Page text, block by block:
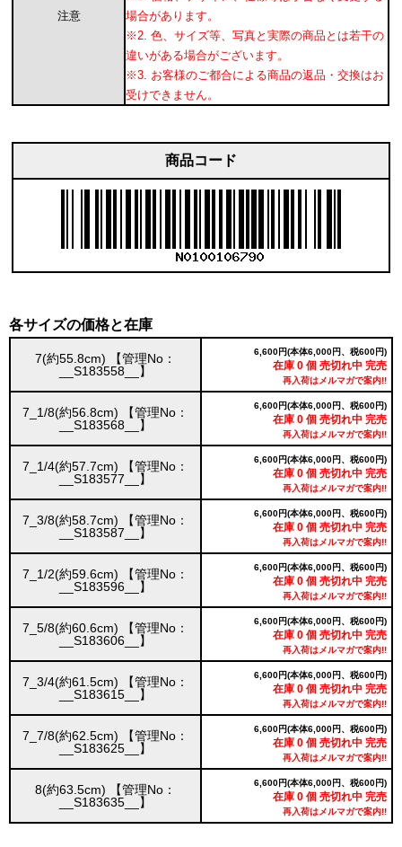
注意
場合があります。
※2. 色、サイズ等、写真と実際の商品とは若干の
違いがある場合がございます。
※3. お客様のご都合による商品の返品・交換はお
受けできません。
商品コード
各サイズの価格と在庫
7(約55.8cm) 【管理No：
__S183558__】
6,600円(本体6,000円、税600円)
在庫 0 個 売切れ中 完売
再入荷はメルマガで案内!!
7_1/8(約56.8cm) 【管理No：
__S183568__】
6,600円(本体6,000円、税600円)
在庫 0 個 売切れ中 完売
再入荷はメルマガで案内!!
7_1/4(約57.7cm) 【管理No：
__S183577__】
6,600円(本体6,000円、税600円)
在庫 0 個 売切れ中 完売
再入荷はメルマガで案内!!
7_3/8(約58.7cm) 【管理No：
__S183587__】
6,600円(本体6,000円、税600円)
在庫 0 個 売切れ中 完売
再入荷はメルマガで案内!!
7_1/2(約59.6cm) 【管理No：
__S183596__】
6,600円(本体6,000円、税600円)
在庫 0 個 売切れ中 完売
再入荷はメルマガで案内!!
7_5/8(約60.6cm) 【管理No：
__S183606__】
6,600円(本体6,000円、税600円)
在庫 0 個 売切れ中 完売
再入荷はメルマガで案内!!
7_3/4(約61.5cm) 【管理No：
__S183615__】
6,600円(本体6,000円、税600円)
在庫 0 個 売切れ中 完売
再入荷はメルマガで案内!!
7_7/8(約62.5cm) 【管理No：
__S183625__】
6,600円(本体6,000円、税600円)
在庫 0 個 売切れ中 完売
再入荷はメルマガで案内!!
8(約63.5cm) 【管理No：
__S183635__】
6,600円(本体6,000円、税600円)
在庫 0 個 売切れ中 完売
再入荷はメルマガで案内!!